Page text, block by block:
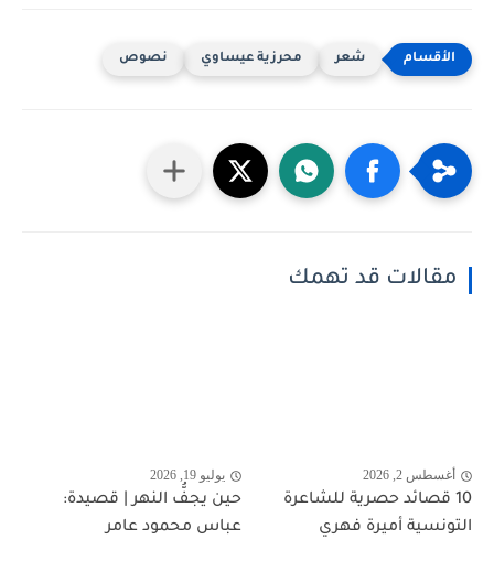
شعر محرزية عيساوي نصوص
مقالات قد تهمك
أغسطس 2, 2026
10 قصائد حصرية للشاعرة
التونسية أميرة فهري
يوليو 19, 2026
حين يجفُّ النهر | قصيدة:
عباس محمود عامر